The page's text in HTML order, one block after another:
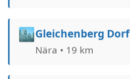
🏙️Gleichenberg Dorf
Nära • 19 km